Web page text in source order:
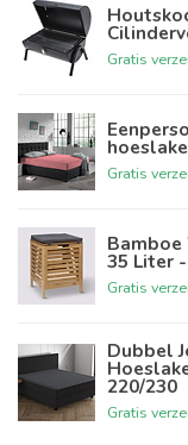
Gratis
Gratis
Bamboe
35 Liter
Gratis
Dubbel
220/230
Gratis